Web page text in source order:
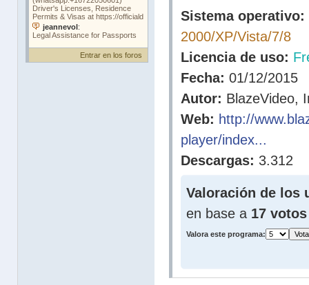
Entrar en los foros
Sistema operativo:
2000/XP/Vista/7/8
Licencia de uso:
Fecha: 01/12/2015
Autor: BlazeVideo,
Web: http://
player/index...
Descargas: 3.312
Valoración de los
en base a 17 votos
Valora este programa: